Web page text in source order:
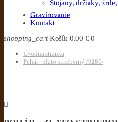
Stojany, držiaky,
Gravírovanie
Kontakt
shopping_cart Košík 0,00 € 0
Úvodná stránka
Pohár - zlato-strieborný /9286/
